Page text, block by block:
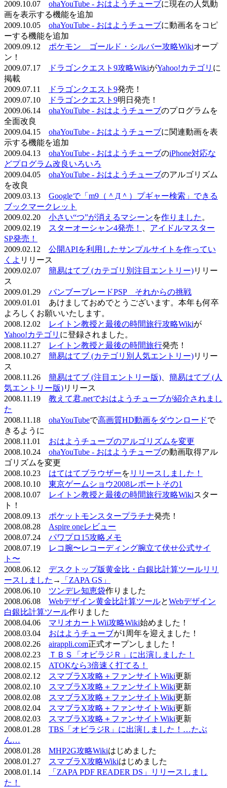
2009.10.07 ohaYouTube - おはようチューブに現在の人気動
画を表示する機能を追加
2009.10.05 ohaYouTube - おはようチューブに動画名をコピ
ーする機能を追加
2009.09.12 ポケモン ゴールド・シルバー攻略Wikiオープ
ン！
2009.07.17
ドラゴンクエスト9攻略WikiがYahoo!カテゴリ に
掲載
2009.07.11
ドラゴンクエスト9発売！
2009.07.10
ドラゴンクエスト9明日発売！
2009.06.14 ohaYouTube - おはようチューブのプログラムを
全面改良
2009.04.15 ohaYouTube - おはようチューブに関連動画を表
示する機能を追加
2009.04.13 ohaYouTube - おはようチューブのiPhone対応な
どプログラム改良いろいろ
2009.04.05 ohaYouTube - おはようチューブのアルゴリズム
を改良
2009.03.13 Googleで「m9（＾Д＾）プギャー検索」できる
ブックマークレット
2009.02.20 小さい“つ”が消えるマシーンを作りました 。
2009.02.19
スターオーシャン4発売！
アイドルマスター
SP発売！
2009.02.12 公開APIを利用したサンプルサイトを作ってい
くよ リリース
2009.02.07 簡易はてブ (カテゴリ別注目エントリー)リリー
ス
2009.01.29 バンブーブレードPSP それからの挑戦
2009.01.01 あけましておめでとうございます。本年も何卒
よろしくお願いいたします。
2008.12.02
レイトン教授と最後の時間旅行攻略Wikiが
Yahoo!カテゴリ に登録されました。
2008.11.27
レイトン教授と最後の時間旅行発売！
2008.10.27 簡易はてブ (カテゴリ別人気エントリー)リリー
ス
2008.11.26 簡易はてブ (注目エントリー版)
簡易はてブ (人
気エントリー版)リリース
2008.11.19 教えて君.netでおはようチューブが紹介されまし
た
2008.11.18 ohaYouTubeで高画質HD動画をダウンロードで
きるように
2008.11.01 おはようチューブのアルゴリズムを変更
2008.10.24 ohaYouTube - おはようチューブの動画取得アル
ゴリズムを変更
2008.10.23 はてはてブラウザーを リリースしました！
2008.10.10 東京ゲームショウ2008レポートその1
2008.10.07
レイトン教授と最後の時間旅行攻略Wikiスター
ト！
2008.09.13 ポケットモンスタープラチナ発売！
2008.08.28 Aspire oneレビュー
2008.07.24 パワプロ15攻略メモ
2008.07.19
レコ腕〜レコーディング腕立て伏せ公式サイ
ト〜
2008.06.12 デスクトップ版黄金比・白銀比計算ツールリリ
ースしました →
「ZAPA GS」
2008.06.10 ツンデレ知恵袋作りました
2008.06.08 Webデザイン黄金比計算ツールとWebデザイン
白銀比計算ツール作りました
2008.04.06 マリオカートWii攻略Wiki始めました！
2008.03.04 おはようチューブが1周年を迎えました！
2008.02.26 airappli.com正式オープンしました！
2008.02.23
ＴＢＳ「オビラジＲ」に出演しました！
2008.02.15 ATOKなら3倍速く打てる！
2008.02.12
スマブラX攻略＋ファンサイトWiki更新
2008.02.10
スマブラX攻略＋ファンサイトWiki更新
2008.02.08
スマブラX攻略＋ファンサイトWiki更新
2008.02.04
スマブラX攻略＋ファンサイトWiki更新
2008.02.03
スマブラX攻略＋ファンサイトWiki更新
2008.01.28 TBS「オビラジR」に出演しました！…たぶ
ん…
2008.01.28 MHP2G攻略Wikiはじめました
2008.01.27
スマブラX攻略Wikiはじめました
2008.01.14
「ZAPA PDF READER DS」リリースしまし
た！